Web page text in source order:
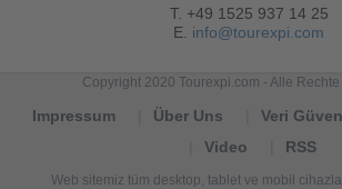
T. +49 1525 937 14 25
E. info@tourexpi.com
Copyright 2020 Tourexpi.com - Alle
Impressum Über Uns Veri
Video
RSS
Web sitemiz tüm desktop, tablet ve mobil